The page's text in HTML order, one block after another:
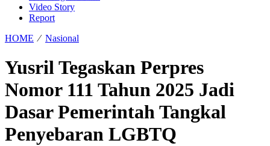
Video Story
Report
HOME ⁄ Nasional
Yusril Tegaskan Perpres
Nomor 111 Tahun 2025 Jadi
Dasar Pemerintah Tangkal
Penyebaran LGBTQ